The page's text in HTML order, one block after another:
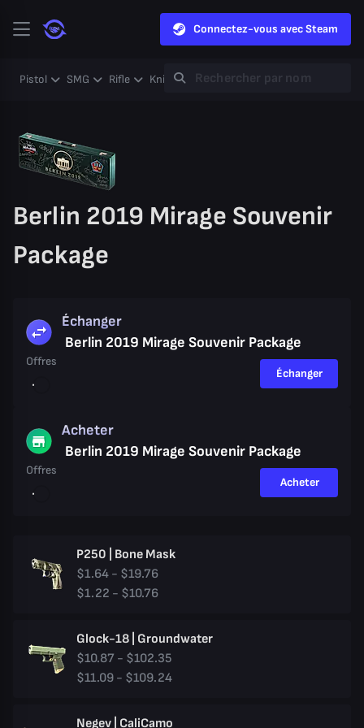
Connectez-vous avec Steam
Pistol SMG Rifle Knife Gloves Heavy Case
Berlin 2019 Mirage Souvenir
Package
Échanger
Berlin 2019 Mirage Souvenir Package
Offres
Échanger
Acheter
Berlin 2019 Mirage Souvenir Package
Offres
Acheter
P250 | Bone Mask
$1.64 - $19.76
$1.22 - $10.76
Glock-18 | Groundwater
$10.87 - $102.35
$11.09 - $109.24
Negev | CaliCamo